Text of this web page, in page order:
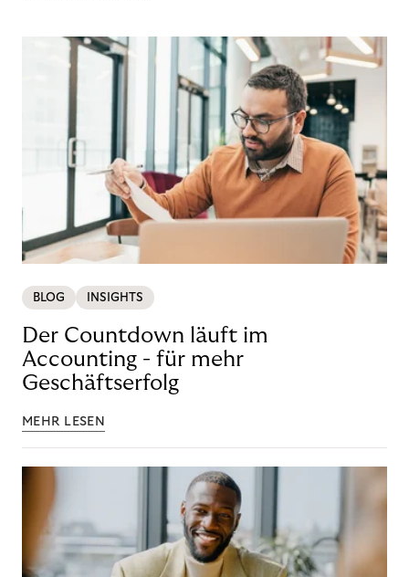
BLOG INSIGHTS
Der Countdown läuft im
Accounting - für mehr
Geschäftserfolg
MEHR LESEN